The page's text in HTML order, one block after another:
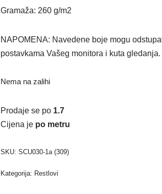
Gramaža: 260 g/m2
NAPOMENA: Navedene boje mogu
postavkama Vašeg monitora i kuta gledanja.
Nema na zalihi
Prodaje se po 1.7
Cijena je po metru
SKU:SCU030-1a (309)
Kategorija: Restlovi